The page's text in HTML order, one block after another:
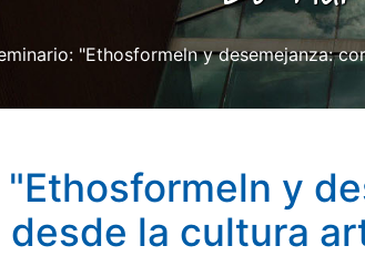
"Ethosformeln y desemejanza:
"Ethosformeln y
la cultura